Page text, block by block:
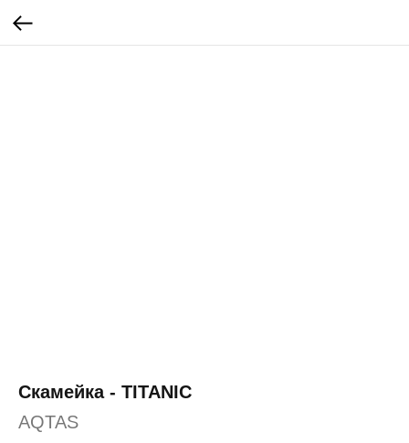
Скамейка - TITANIC
AQTAS